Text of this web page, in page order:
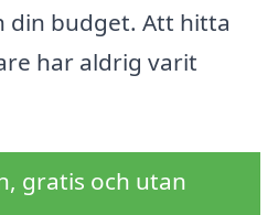
din budget. Att hitta
har aldrig varit
gratis och utan